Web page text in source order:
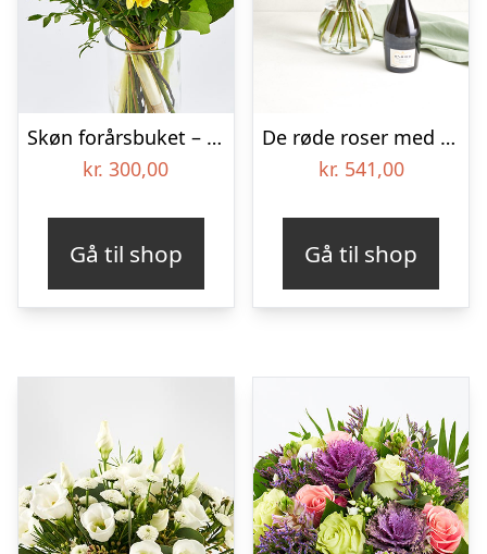
Skøn forårsbuket – Send blomster med Bloomit
kr. 300,00
Gå til shop
De røde roser med OddBird Spumante, alkoholfri
kr. 541,00
Gå til shop